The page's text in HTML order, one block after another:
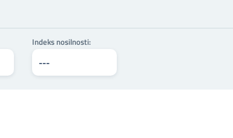
Indeks nosilnosti: